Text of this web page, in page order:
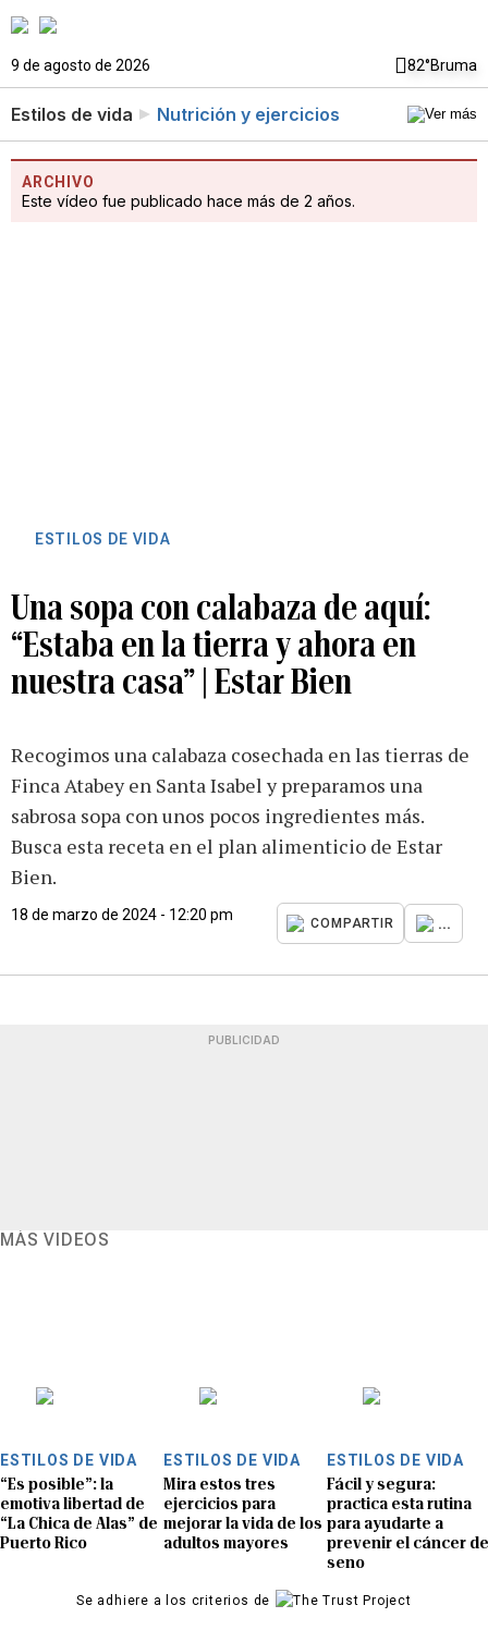
9 de agosto de 2026 82°Bruma
Estilos de vida Nutrición y ejercicios
ARCHIVO
Este vídeo fue publicado hace más de 2 años.
ESTILOS DE VIDA
Una sopa con calabaza de aquí:
“Estaba en la tierra y ahora en
nuestra casa” | Estar Bien
Recogimos una calabaza cosechada en las tierras de
Finca Atabey en Santa Isabel y preparamos una
sabrosa sopa con unos pocos ingredientes más.
Busca esta receta en el plan alimenticio de Estar
Bien.
18 de marzo de 2024 - 12:20 pm
COMPARTIR ...
PUBLICIDAD
MÁS VIDEOS
ESTILOS DE VIDA
“Es posible”: la
emotiva libertad de
“La Chica de Alas” de
Puerto Rico
ESTILOS DE VIDA
Mira estos tres
ejercicios para
mejorar la vida de los
adultos mayores
ESTILOS DE VIDA
Fácil y segura:
practica esta rutina
para ayudarte a
prevenir el cáncer de
seno
Se adhiere a los criterios de